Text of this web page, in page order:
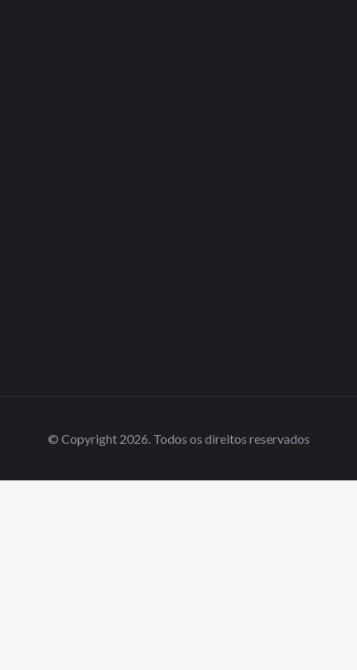
© Copyright 2026. Todos os direitos reservados